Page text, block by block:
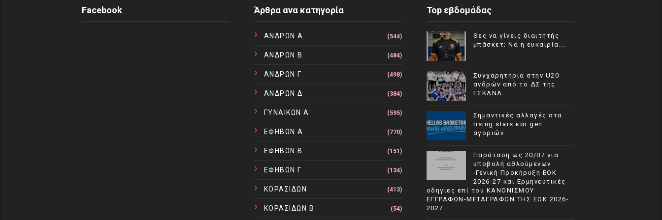
Facebook Άρθρα ανα κατηγορία
ΑΝΔΡΩΝ Α (544)
ΑΝΔΡΩΝ Β (484)
ΑΝΔΡΩΝ Γ (498)
ΑΝΔΡΩΝ Δ (384)
ΓΥΝΑΙΚΩΝ Α (595)
ΕΦΗΒΩΝ Α (770)
ΕΦΗΒΩΝ Β (151)
ΕΦΗΒΩΝ Γ (134)
ΚΟΡΑΣΙΔΩΝ (413)
ΚΟΡΑΣΙΔΩΝ Β (54)
Top εβδομάδας
Θες να γίνεις διαιτητής
μπάσκετ; Να η ευκαιρία...
Συγχαρητήρια στην U20
ανδρών από το ΔΣ της
ΕΣΚΑΝΑ
Σημαντικές αλλαγές στα
rising stars και gen
αγοριών
Παράταση ως 20/07 για
υποβολή αθλούμενων
-Γενική Προκήρυξη ΕΟΚ
2026-27 και Ερμηνευτικές
οδηγίες επί του ΚΑΝΟΝΙΣΜΟΥ
ΕΓΓΡΑΦΩΝ-ΜΕΤΑΓΡΑΦΩΝ ΤΗΣ ΕΟΚ 2026-
2027